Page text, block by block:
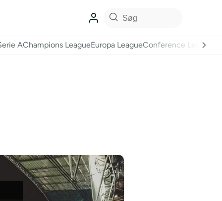
AChampions LeagueEuropa LeagueConference League